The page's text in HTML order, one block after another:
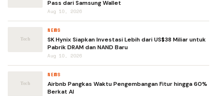
Pass dari Samsung Wallet
Aug 10, 2026
NEWS
SK Hynix Siapkan Investasi Lebih dari US$38 Miliar untuk
Pabrik DRAM dan NAND Baru
Aug 10, 2026
NEWS
Airbnb Pangkas Waktu Pengembangan Fitur hingga 60%
Berkat AI